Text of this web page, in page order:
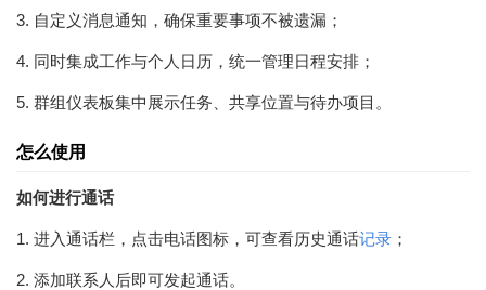
3. 自定义消息通知，确保重要事项不被遗漏；
4. 同时集成工作与个人日历，统一管理日程安排；
5. 群组仪表板集中展示任务、共享位置与待办项目。
怎么使用
如何进行通话
1. 进入通话栏，点击电话图标，可查看历史通话记录 ；
2. 添加联系人后即可发起通话。